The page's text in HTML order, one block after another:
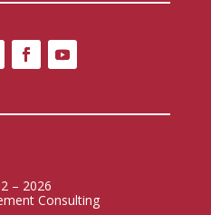
– 2026
Consulting